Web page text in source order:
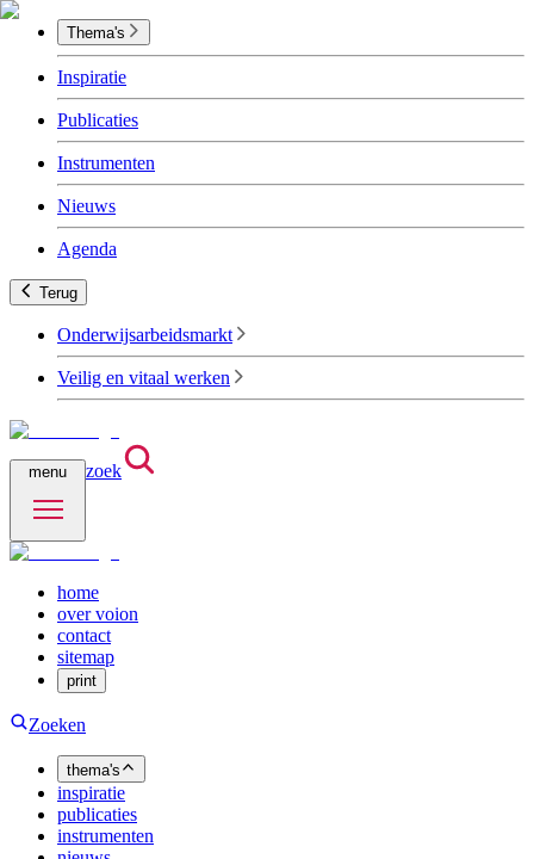
Thema's
Inspiratie
Publicaties
Instrumenten
Nieuws
Agenda
Terug
Onderwijsarbeidsmarkt
Veilig en vitaal werken
menu zoek
home
over voion
contact
sitemap
print
Zoeken
thema's
inspiratie
publicaties
instrumenten